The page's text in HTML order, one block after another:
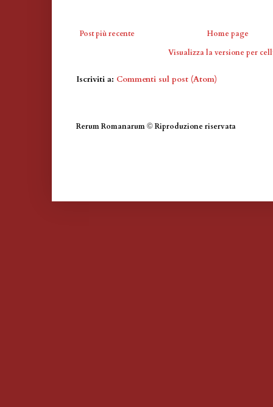
Post più recente
Home page
Visualizza la versione per
Iscriviti a: Commenti sul post (Atom)
Rerum Romanarum © Riproduzione riservata